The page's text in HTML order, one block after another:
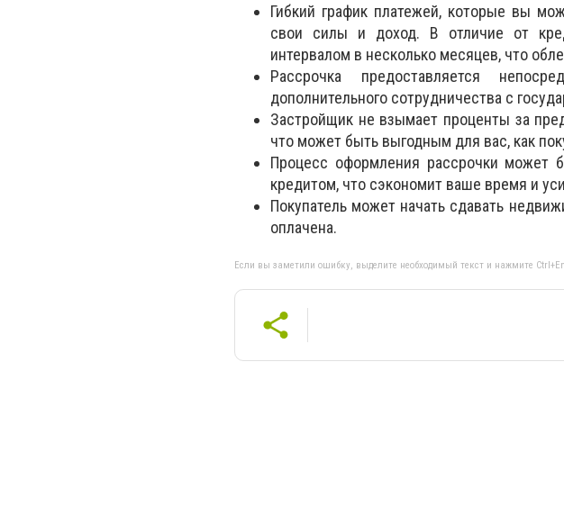
Гибкий график платежей, которые вы
свои силы и доход. В отличие от
интервалом в несколько месяцев, что
Рассрочка предоставляется
дополнительного сотрудничества с
Застройщик не взымает проценты за
что может быть выгодным для вас, как
Процесс оформления рассрочки
кредитом, что сэкономит ваше время и
Покупатель может начать сдавать
оплачена.
Если вы заметили ошибку, выделите необходимый текст и нажмите